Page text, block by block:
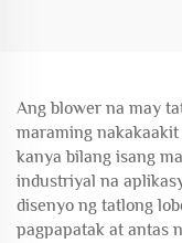
Ang blower na may
maraming nakakaakit
kanya bilang isang
industriyal na
disenyo ng tatlong
pagpapatak at antas